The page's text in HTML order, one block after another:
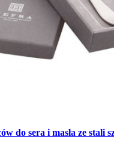
do sera i masła ze stali